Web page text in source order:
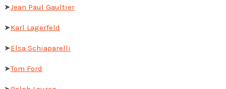
➤Jean Paul Gaultier
➤Karl Lagerfeld
➤Elsa Schiaparelli
➤Tom Ford